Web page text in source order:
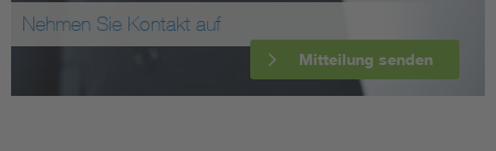
Nehmen Sie Kontakt auf
Mitteilung senden